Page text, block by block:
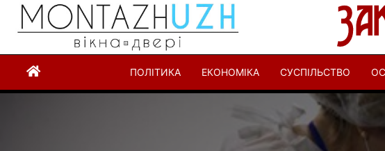
ПОЛІТИКА ЕКОНОМІКА СУСПІЛЬСТВО